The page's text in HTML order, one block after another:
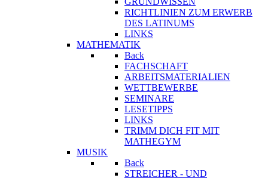
RICHTLINIEN ZUM ERWERB
DES LATINUMS
LINKS
MATHEMATIK
Back
FACHSCHAFT
ARBEITSMATERIALIEN
WETTBEWERBE
SEMINARE
LESETIPPS
LINKS
TRIMM DICH FIT MIT
MATHEGYM
MUSIK
Back
STREICHER - UND